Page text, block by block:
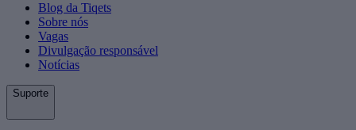
Blog da Tiqets
Sobre nós
Vagas
Divulgação responsável
Notícias
Suporte